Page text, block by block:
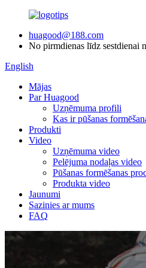
huagood@188.com
No pirmdienas līdz sestdienai
English
Mājas
Par Huagood
Uzņēmuma profili
Kas ir pūšanas
Produkti
Video
Uzņēmuma video
Pelējuma nodaļas video
Pūšanas formēšanas
Produkta video
Jaunumi
Sazinies ar mums
FAQ